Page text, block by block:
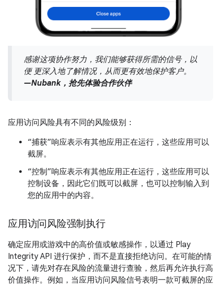
感谢这项协作努力，我们能够获得所需的信号，以
便 更深入地了解情况，从而更有效地保护客户。
—Nubank，抢先体验合作伙伴
应用访问风险具有不同的风险级别：
“捕获”响应表示有其他应用正在运行，这些应用可以
截屏。
“控制”响应表示有其他应用正在运行，这些应用可以
控制设备，因此它们既可以截屏，也可以控制输入到
您的应用中的内容。
应用访问风险强制执行
确定应用或游戏中的高价值或敏感操作，以通过 Play
Integrity API 进行保护，而不是直接拒绝访问。在可能的情
况下，请先对存在风险的流量进行查验，然后再允许执行高
价值操作。例如，当应用访问风险信号表明一款可截屏的应